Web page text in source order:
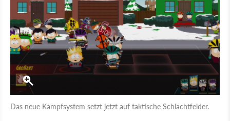
Das neue Kampfsystem setzt jetzt auf taktische Schlachtfelder.